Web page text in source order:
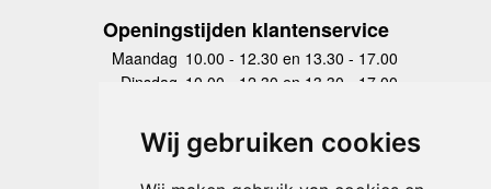
Wij gebruiken cookies
Openingstijden klantenservice
Maandag 10.00 - 12.30 en 13.30 - 17.00
Dinsdag 10.00 - 12.30 en 13.30 - 17.00
Donderdag
10.00 - 12.30 en 13.30 - 17.00
Vrijdag 10.00 - 12.30 en 13.30 - 17.00
Zaterdag
gesloten